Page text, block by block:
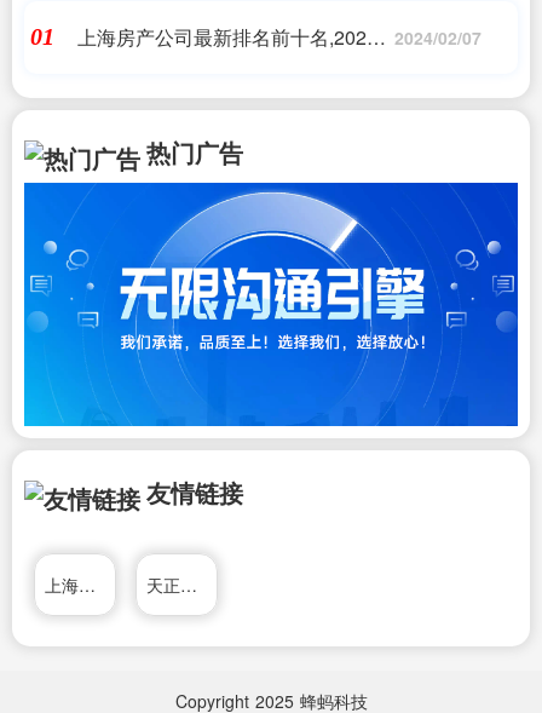
01
上海房产公司最新排名前十名,2023
2024/02/07
热门广告
友情链接
上海大丰收财务（集团）有限公司 天正公司
Copyright 2025 蜂蚂科技